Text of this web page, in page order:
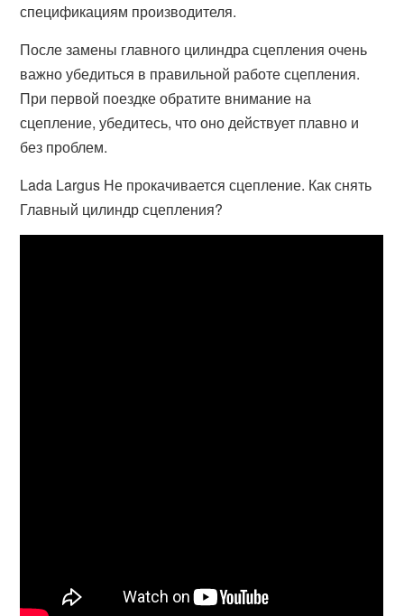
спецификациям производителя.
После замены главного цилиндра сцепления очень
важно убедиться в правильной работе сцепления.
При первой поездке обратите внимание на
сцепление, убедитесь, что оно действует плавно и
без проблем.
Lada Largus Не прокачивается сцепление. Как снять
Главный цилиндр сцепления?